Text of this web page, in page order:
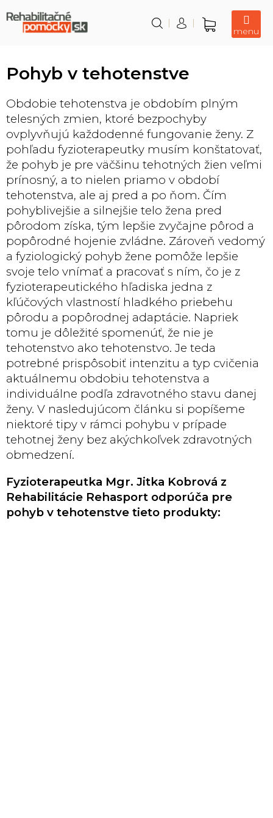
na
obsah
Nákupný
Pohyb v tehotenstve
Obdobie tehotenstva je obdobím plným
telesných zmien, ktoré bezpochyby
ovplyvňujú každodenné fungovanie ženy. Z
pohľadu fyzioterapeutky musím konštatovať,
že pohyb je pre väčšinu tehotných žien veľmi
prínosný, a to nielen priamo v období
tehotenstva, ale aj pred a po ňom. Čím
pohyblivejšie a silnejšie telo žena pred
pôrodom získa, tým lepšie zvyčajne pôrod a
popôrodné hojenie zvládne. Zároveň vedomý
a fyziologický pohyb žene pomôže lepšie
svoje telo vnímať a pracovať s ním, čo je z
fyzioterapeutického hľadiska jedna z
kľúčových vlastností hladkého priebehu
pôrodu a popôrodnej adaptácie. Napriek
tomu je dôležité spomenúť, že nie je
tehotenstvo ako tehotenstvo. Je teda
potrebné prispôsobiť intenzitu a typ cvičenia
aktuálnemu obdobiu tehotenstva a
individuálne podľa zdravotného stavu danej
ženy. V nasledujúcom článku si popíšeme
niektoré tipy v rámci pohybu v prípade
tehotnej ženy bez akýchkoľvek zdravotných
obmedzení.
Fyzioterapeutka Mgr. Jitka Kobrová z
Rehabilitácie Rehasport odporúča pre
pohyb v tehotenstve tieto produkty: